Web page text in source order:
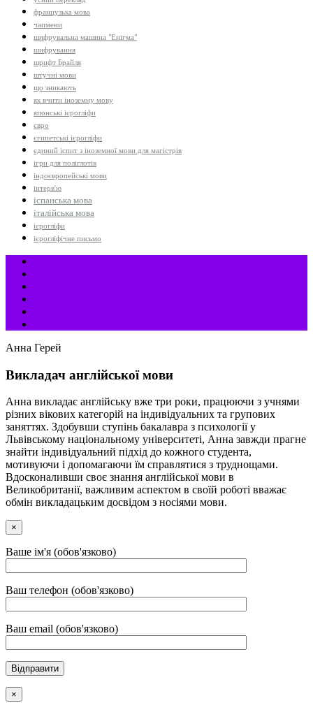
французька мова
чапмени
шифрувальна машина "Енігма"
шифрування
шрифт Брайля
штучні мови
що зникають
як вчити іноземну мову
японські ієрогліфи
євро
єгипетські ієрогліфи
єдиний іспит з іноземної мови для магістрів
ігри для поліглотів
індоєвропейські мови
інтерв'ю
іспанська мова
італійська мова
ієрогліфи
ієрогліфічне письмо
Анна Герей
Викладач англійської мови
Анна викладає англійську вже три роки, працюючи з учнями
різних вікових категорій на індивідуальних та групових
заняттях. Здобувши ступінь бакалавра з психології у
Львівському національному університеті, Анна завжди прагне
знайти індивідуальний підхід до кожного студента,
мотивуючи і допомагаючи їм справлятися з труднощами.
Вдосконаливши своє знання англійської мови в
Великобританії, важливим аспектом в своїй роботі вважає
обмін викладацьким досвідом з носіями мови.
×
Ваше ім'я (обов'язково)
Ваш телефон (обов'язково)
Ваш email (обов'язково)
×